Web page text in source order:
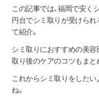
この記事では、福岡で安
円台でシミ取りが受けら
て紹介。
シミ取りにおすすめの美容
取り後のケアのコツもまと
これからシミ取りをした
ね。